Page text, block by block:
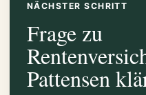
NÄCHSTER SCHRITT
Frage zu
Pattensen